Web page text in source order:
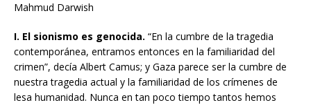
Mahmud Darwish
I. El sionismo es genocida. “En la cumbre de la tragedia
contemporánea, entramos entonces en la familiaridad del
crimen”, decía Albert Camus; y Gaza parece ser la cumbre de
nuestra tragedia actual y la familiaridad de los crímenes de
lesa humanidad. Nunca en tan poco tiempo tantos hemos